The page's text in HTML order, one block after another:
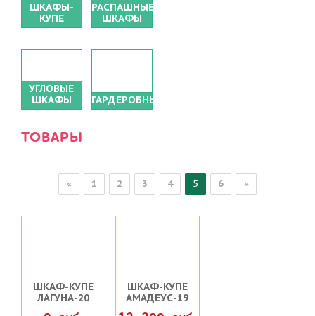
ШКАФЫ-
КУПЕ
РАСПАШНЫЕ
ШКАФЫ
УГЛОВЫЕ
ШКАФЫ
ГАРДЕРОБНЫЕ
ТОВАРЫ
« 1 2 3 4 5 6 »
ШКАФ-КУПЕ
ЛАГУНА-20
ШКАФ-КУПЕ
АМАДЕУС-19